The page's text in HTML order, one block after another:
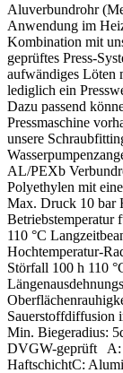
Aluverbundrohr
Anwendung im
Kombination mit
geprüftes Press-
aufwändiges Löten
lediglich ein
Dazu passend
Pressmaschine
unsere
AL/PEXb
Polyethylen mit
Max. Druck 10 bar
Betriebstemperatur
110 °C
Hochtemperatur-
Störfall 100 h 110
Sauerstoffdiffusion
Min. Biegeradius:
DVGW-geprüft A:
HaftschichtC: